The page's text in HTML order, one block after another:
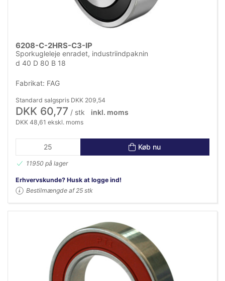
6208-C-2HRS-C3-IP
Sporkugleleje enradet, industriindpaknin
d 40 D 80 B 18
Fabrikat: FAG
Standard salgspris DKK 209,54
DKK 60,77 / stk inkl. moms
DKK 48,61 ekskl. moms
Køb nu
11950 på lager
Erhvervskunde? Husk at logge ind!
Bestilmængde af 25 stk